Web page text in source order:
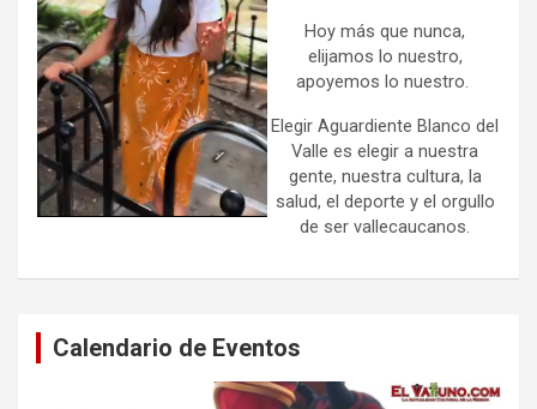
Hoy más que nunca,
elijamos lo nuestro,
apoyemos lo nuestro.
Elegir Aguardiente Blanco del
Valle es elegir a nuestra
gente, nuestra cultura, la
salud, el deporte y el orgullo
de ser vallecaucanos.
Calendario de Eventos